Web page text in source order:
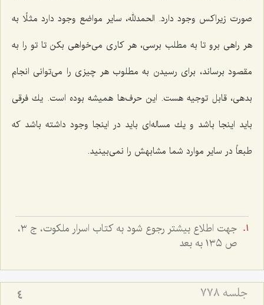
صورت زیراكس وجود دارد. الحمدلله، سایر مواضع وجود دارد مثلًا به
هر راهی برو تا به مطلب برسی، هر كاری می‌خواهی بكن تا تو را به
مقصود برساند، برای رسیدن به مطلوب هر چیزی را می‌توانی انجام
بدهی، قابل توجیه هست. این حرف‌ها همیشه بوده است. یك فرقی
باید اینجا باشد و یك مساله‌ای باید در اینجا وجود داشته باشد كه
طبعاً در سایر موارد شما مشابهش را نمی‌بینید.
جهت اطلاع بيشتر رجوع شود به کتاب اسرار ملکوت، ج ٣،
ص ١٣٥ به بعد
جلسه ۷۷۸ 4